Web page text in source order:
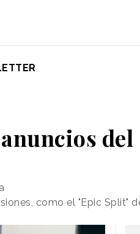
como el "Epic Split"